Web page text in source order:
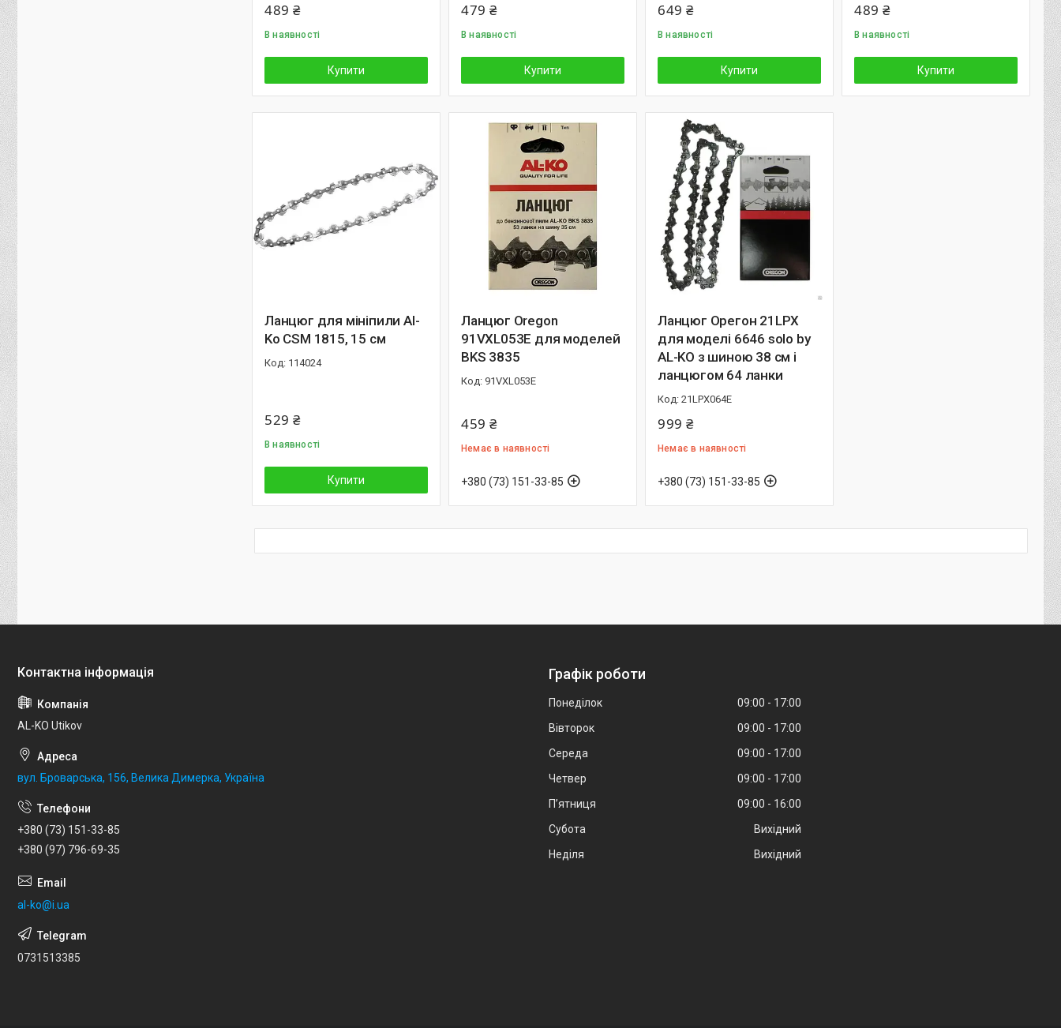
489 ₴
В наявності
Купити
479 ₴
В наявності
Купити
649 ₴
В наявності
Купити
489 ₴
В наявності
Купити
Ланцюг для мініпили Al-
Ko CSM 1815, 15 см
114024
529 ₴
В наявності
Купити
Ланцюг Oregon
91VXL053E для моделей
BKS 3835
91VXL053E
459 ₴
Немає в наявності
+380 (73) 151-33-85
Ланцюг Орегон 21LPX
для моделі 6646 solo by
AL-KO з шиною 38 см і
ланцюгом 64 ланки
21LPX064E
999 ₴
Немає в наявності
+380 (73) 151-33-85
AL-KO Utikov
вул. Броварська, 156, Велика Димерка, Україна
+380 (73) 151-33-85
+380 (97) 796-69-35
al-ko@i.ua
0731513385
Графік роботи
Понеділок 09:00
17:00
Вівторок
09:00
17:00
Середа
09:00
17:00
Четвер
09:00
17:00
Пʼятниця
09:00
16:00
Субота
Вихідний
Неділя
Вихідний